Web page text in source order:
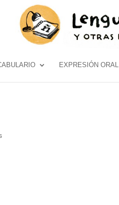
EXPRESIÓN ORAL